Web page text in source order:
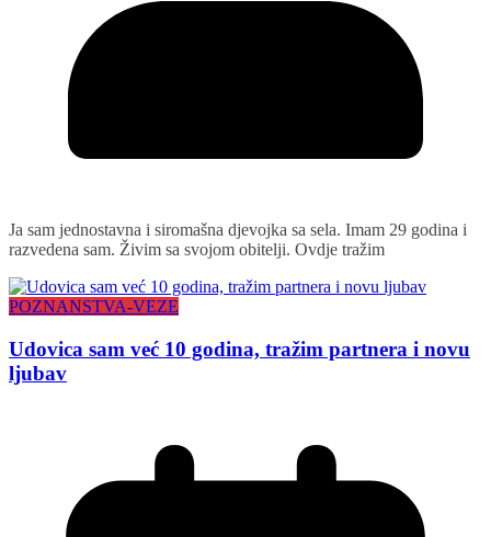
Ja sam jednostavna i siromašna djevojka sa sela. Imam 29 godina i
razvedena sam. Živim sa svojom obitelji. Ovdje tražim
POZNANSTVA-VEZE
Udovica sam već 10 godina, tražim partnera i novu
ljubav